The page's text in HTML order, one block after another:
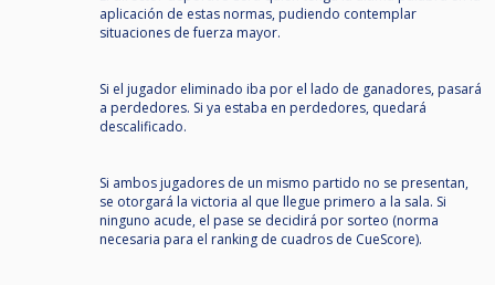
aplicación de estas normas, pudiendo contemplar
situaciones de fuerza mayor.
Si el jugador eliminado iba por el lado de ganadores, pasará
a perdedores. Si ya estaba en perdedores, quedará
descalificado.
Si ambos jugadores de un mismo partido no se presentan,
se otorgará la victoria al que llegue primero a la sala. Si
ninguno acude, el pase se decidirá por sorteo (norma
necesaria para el ranking de cuadros de CueScore).